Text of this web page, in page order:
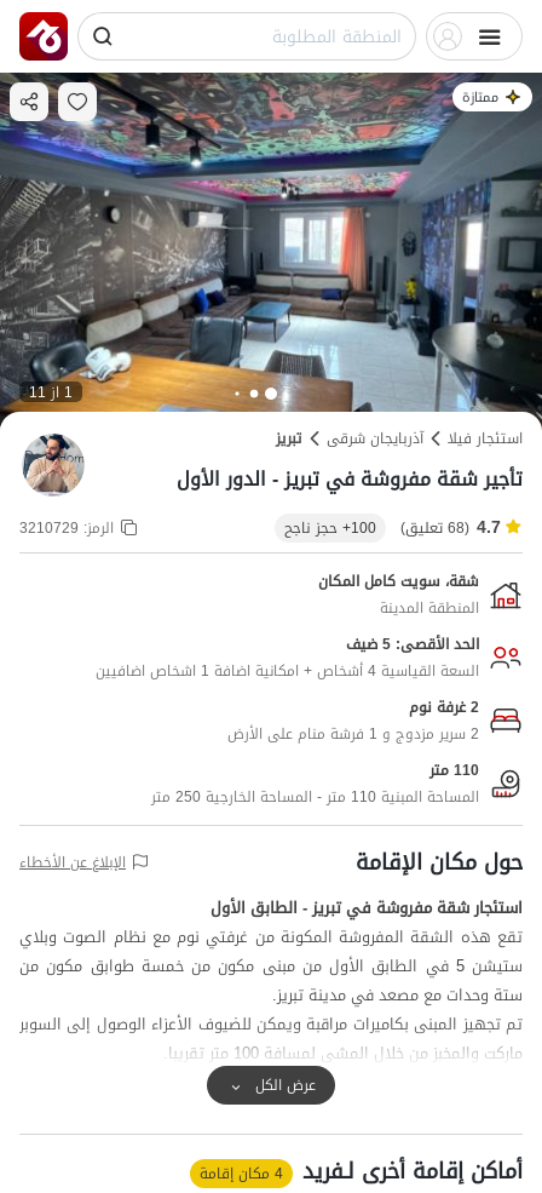
ممتازة
1 از 11
استئجار فيلا
آذربایجان شرقی تبریز
تأجير شقة مفروشة في تبریز - الدور الأول
4.7 (68 تعليق) 100+ حجز ناجح الرمز: 3210729
شقة، سويت كامل المكان
المنطقة المدينة
الحد الأقصى: 5 ضيف
السعة القياسية 4 أشخاص + امكانية اضافة 1 اشخاص اضافيين
2 غرفة نوم
2 سرير مزدوج و 1 فرشة منام على الأرض
110 متر
المساحة المبنية 110 متر - المساحة الخارجية 250 متر
حول مكان الإقامة الإبلاغ عن الأخطاء
استئجار شقة مفروشة في تبریز - الطابق الأول
تقع هذه الشقة المفروشة المكونة من غرفتي نوم مع نظام الصوت وبلاي
ستيشن 5 في الطابق الأول من مبنى مكون من خمسة طوابق مكون من
ستة وحدات مع مصعد في مدينة تبریز.
تم تجهيز المبنى بكاميرات مراقبة ويمكن للضيوف الأعزاء الوصول إلى السوبر
ماركت والمخبز من خلال المشي لمسافة 100 متر تقريبا.
الحديقة المائية وحديقة الجولي والبيت المشروط والمسجد الأزرق في تبريز
وقرية كاندوفان وغابة أراسباران والأراضي الرطبة غوري جول ليست سوى
عرض الكل
أماكن إقامة أخرى لـفرید 4 مكان إقامة